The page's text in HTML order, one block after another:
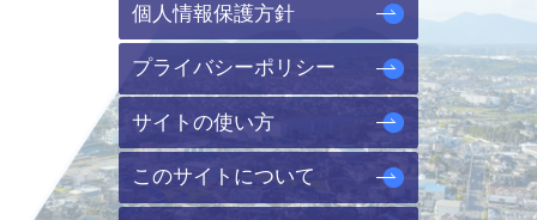
個人情報保護方針
プライバシーポリシー
サイトの使い方
このサイトについて